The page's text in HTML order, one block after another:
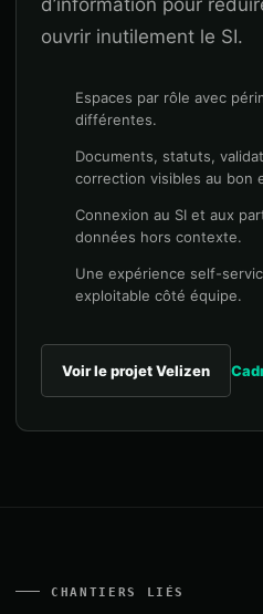
d’information pour
ouvrir inutilement le SI.
Espaces par rôle avec
différentes.
Documents, statuts,
correction visibles au bon
Connexion au SI et aux
données hors contexte.
Une expérience self-
exploitable côté équipe.
Voir le projet Velizen
CHANTIERS LIÉS